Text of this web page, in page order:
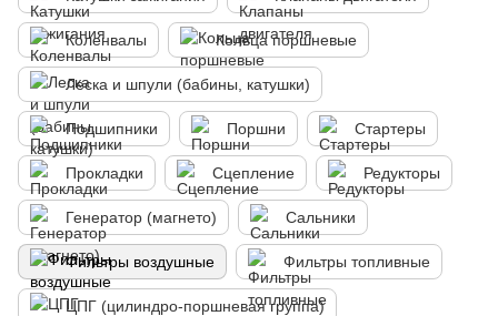
Коленвалы Кольца поршневые
Леска и шпули (бабины, катушки)
Подшипники Поршни Стартеры
Прокладки Сцепление Редукторы
Генератор (магнето) Сальники
Фильтры воздушные Фильтры топливные
ЦПГ (цилиндро-поршневая группа)